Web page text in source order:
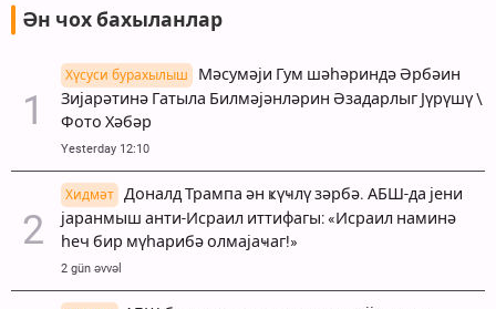
Ән чох бахыланлар
Хүсуси бурахылыш
Мәсумәји Гум шәһәриндә Әрбәин
Зијарәтинә Гатыла Билмәјәнләрин Әзадарлыг Јүрүшү \
Фото Хәбәр
Yesterday 12:10
Хидмәт
Доналд Трампа ән ҝүҹлү зәрбә. АБШ-да јени
јаранмыш анти-Исраил иттифагы: «Исраил наминә
һеч бир мүһарибә олмајаҹаг!»
2 gün əvvəl